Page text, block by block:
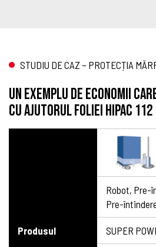
STUDIU DE CAZ – PROTECȚIA
Un exemplu de economii
cu ajutorul foliei HIPAC 112
Robot, Pre-
Pre-
Produsul SUPER